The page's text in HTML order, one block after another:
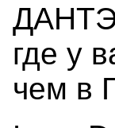
где у
чем в